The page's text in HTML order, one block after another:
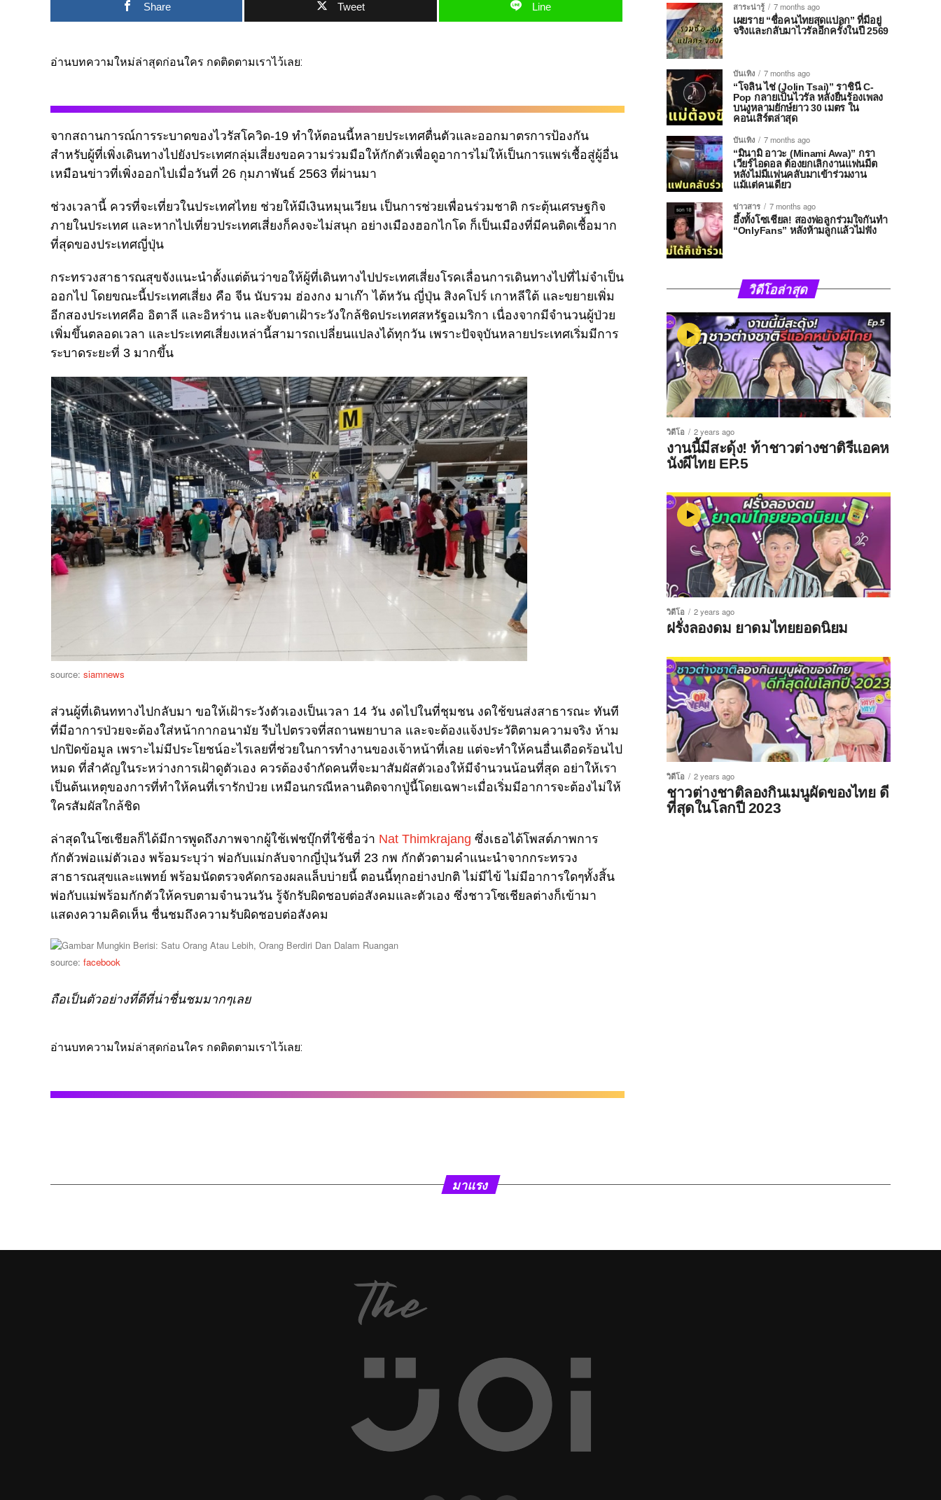
Share Tweet Line
อ่านบทความใหม่ล่าสุดก่อนใคร กดติดตามเราไว้เลย:
จากสถานการณ์การระบาดของไวรัสโควิด-19 ทำให้ตอนนี้หลายประเทศตื่นตัวและออกมาตรการป้องกัน
สำหรับผู้ที่เพิ่งเดินทางไปยังประเทศกลุ่มเสี่ยงขอความร่วมมือให้กักตัวเพื่อดูอาการไม่ให้เป็นการแพร่เชื้อสู่ผู้อื่น
เหมือนข่าวที่เพิ่งออกไปเมื่อวันที่ 26 กุมภาพันธ์ 2563 ที่ผ่านมา
ช่วงเวลานี้ ควรที่จะเที่ยวในประเทศไทย ช่วยให้มีเงินหมุนเวียน เป็นการช่วยเพื่อนร่วมชาติ กระตุ้นเศรษฐกิจ
ภายในประเทศ และหากไปเที่ยวประเทศเสี่ยงก็คงจะไม่สนุก อย่างเมืองฮอกไกโด ก็เป็นเมืองที่มีคนติดเชื้อมาก
ที่สุดของประเทศญี่ปุ่น
กระทรวงสาธารณสุขจังแนะนำตั้งแต่ต้นว่าขอให้ผู้ที่เดินทางไปประเทศเสี่ยงโรคเลื่อนการเดินทางไปที่ไม่จำเป็น
ออกไป โดยขณะนี้ประเทศเสี่ยง คือ จีน นับรวม ฮ่องกง มาเก๊า ไต้หวัน ญี่ปุ่น สิงคโปร์ เกาหลีใต้ และขยายเพิ่ม
อีกสองประเทศคือ อิตาลี และอิหร่าน และจับตาเฝ้าระวังใกล้ชิดประเทศสหรัฐอเมริกา เนื่องจากมีจำนวนผู้ป่วย
เพิ่มขึ้นตลอดเวลา และประเทศเสี่ยงเหล่านี้สามารถเปลี่ยนแปลงได้ทุกวัน เพราะปัจจุบันหลายประเทศเริ่มมีการ
ระบาดระยะที่ 3 มากขึ้น
source: siamnews
ส่วนผู้ที่เดินททางไปกลับมา ขอให้เฝ้าระวังตัวเองเป็นเวลา 14 วัน งดไปในที่ชุมชน งดใช้ขนส่งสาธารณะ ทันที
ที่มีอาการป่วยจะต้องใส่หน้ากากอนามัย รีบไปตรวจที่สถานพยาบาล และจะต้องแจ้งประวัติตามความจริง ห้าม
ปกปิดข้อมูล เพราะไม่มีประโยชน์อะไรเลยที่ช่วยในการทำงานของเจ้าหน้าที่เลย แต่จะทำให้คนอื่นเดือดร้อนไป
หมด ที่สำคัญในระหว่างการเฝ้าดูตัวเอง ควรต้องจำกัดคนที่จะมาสัมผัสตัวเองให้มีจำนวนน้อนที่สุด อย่าให้เรา
เป็นต้นเหตุของการที่ทำให้คนที่เรารักป่วย เหมือนกรณีหลานติดจากปู่นี้โดยเฉพาะเมื่อเริ่มมีอาการจะต้องไม่ให้
ใครสัมผัสใกล้ชิด
ล่าสุดในโซเชียลก็ได้มีการพูดถึงภาพจากผู้ใช้เฟชบุ๊กที่ใช้ชื่อว่า Nat Thimkrajang ซึ่งเธอได้โพสต์ภาพการ
กักตัวพ่อแม่ตัวเอง พร้อมระบุว่า พ่อกับแม่กลับจากญี่ปุ่นวันที่ 23 กพ กักตัวตามคำแนะนำจากกระทรวง
สาธารณสุขและแพทย์ พร้อมนัดตรวจคัดกรองผลแล็บบ่ายนี้ ตอนนี้ทุกอย่างปกติ ไม่มีไข้ ไม่มีอาการใดๆทั้งสิ้น
พ่อกับแม่พร้อมกักตัวให้ครบตามจำนวนวัน รู้จักรับผิดชอบต่อสังคมและตัวเอง ซึ่งชาวโซเชียลต่างก็เข้ามา
แสดงความคิดเห็น ชื่นชมถึงความรับผิดชอบต่อสังคม
source: facebook
ถือเป็นตัวอย่างที่ดีที่น่าชื่นชมมากๆเลย
อ่านบทความใหม่ล่าสุดก่อนใคร กดติดตามเราไว้เลย:
สาระน่ารู้
7 months ago
เผยราย “ชื่อคนไทยสุดแปลก” ที่มีอยู่
จริงและกลับมาไวรัลอีกครั้งในปี 2569
บันเทิง
7 months ago
“โจลิน ไช่ (Jolin Tsai)” ราชินี C-
Pop กลายเป็นไวรัล หลังยืนร้องเพลง
บนงูหลามยักษ์ยาว 30 เมตร ใน
คอนเสิร์ตล่าสุด
บันเทิง
7 months ago
“มินามิ อาวะ (Minami Awa)” กรา
เวียร์ไอดอล ต้องยกเลิกงานแฟนมีต
หลังไม่มีแฟนคลับมาเข้าร่วมงาน
แม้แต่คนเดียว
ข่าวสาร
7 months ago
อึ้งทั้งโซเชียล! สองพ่อลูกร่วมใจกันทำ
“OnlyFans” หลังห้ามลูกแล้วไม่ฟัง
วิดีโอล่าสุด
วิดีโอ 2 years ago
งานนี้มีสะดุ้ง! ท้าชาวต่างชาติรีแอคห
นังผีไทย EP.5
วิดีโอ 2 years ago
ฝรั่งลองดม ยาดมไทยยอดนิยม
วิดีโอ 2 years ago
ชาวต่างชาติลองกินเมนูผัดของไทย ดี
ที่สุดในโลกปี 2023
มาแรง